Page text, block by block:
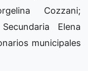
Cozzani;
Elena
municipales